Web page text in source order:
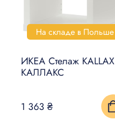
На складе в Польше
ИКЕА Стелаж KALLAX
КАЛЛАКС
1 363 ₴